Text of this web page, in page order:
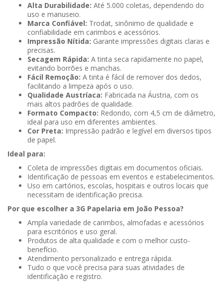
Alta Durabilidade: Até 5.000 coletas, dependendo do
uso e manuseio.
Marca Confiável: Trodat, sinônimo de qualidade e
confiabilidade em carimbos e acessórios.
Impressão Nítida: Garante impressões digitais claras e
precisas.
Secagem Rápida: A tinta seca rapidamente no papel,
evitando borrões e manchas.
Fácil Remoção: A tinta é fácil de remover dos dedos,
facilitando a limpeza após o uso.
Qualidade Austríaca: Fabricada na Áustria, com os
mais altos padrões de qualidade.
Formato Compacto: Redondo, com 4,5 cm de diâmetro,
ideal para uso em diferentes ambientes.
Cor Preta: Impressão padrão e legível em diversos tipos
de papel.
Ideal para:
Coleta de impressões digitais em documentos oficiais.
Identificação de pessoas em eventos e estabelecimentos.
Uso em cartórios, escolas, hospitais e outros locais que
necessitam de identificação precisa.
Por que escolher a 3G Papelaria em João Pessoa?
Ampla variedade de carimbos, almofadas e acessórios
para escritórios e uso geral.
Produtos de alta qualidade e com o melhor custo-
benefício.
Atendimento personalizado e entrega rápida.
Tudo o que você precisa para suas atividades de
identificação e registro.